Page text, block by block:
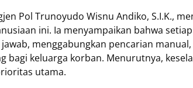
Pol Trunoyudo Wisnu Andiko, S.I.K.,
ini. Ia menyampaikan bahwa
menggabungkan pencarian
bagi keluarga korban. Menurutnya,
utama.